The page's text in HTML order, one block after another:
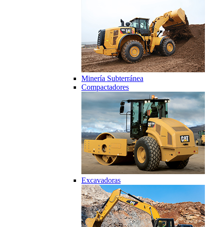
Minería Subterránea
Compactadores
Excavadoras